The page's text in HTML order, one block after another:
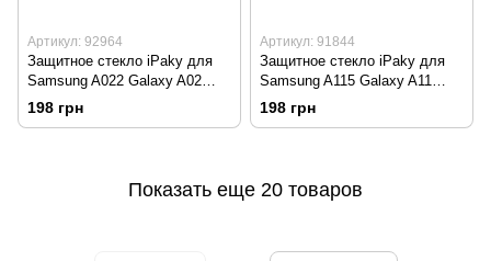
Артикул: 92964
Защитное стекло iPaky для
Samsung A022 Galaxy A02
Черная рамка
198 грн
Артикул: 91844
Защитное стекло iPaky для
Samsung A115 Galaxy A11
Черная рамка
198 грн
Показать еще 20 товаров